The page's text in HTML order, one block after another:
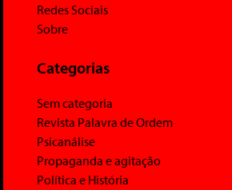
Redes Sociais
Sobre
Categorias
Sem categoria
Revista Palavra de Ordem
Psicanálise
Propaganda e agitação
Política e História